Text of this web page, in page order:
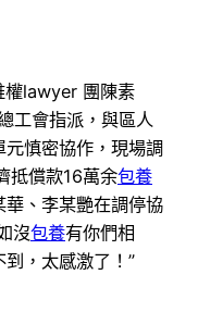
權lawyer 團陳素
工會指派，與區人
慎密協作，現場調
抵償款16萬余包養
、李某艷在調停協
沒包養有你們相
，太感激了！”